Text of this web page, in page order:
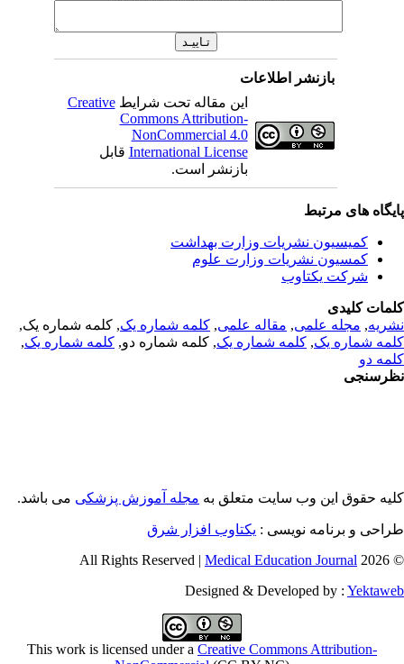
بازنشر اطلاعات
این مقاله تحت شرایطCreative
Commons Attribution-
NonCommercial 4.0
International Licenseقابل
بازنشر است.
های مرتبط
کمیسیون نشریات وزارت بهداشت
کمسیون نشریات وزارت علوم
شرکت یکتاوب
کلیدی
,مجله علمی, مقاله علمی, کلمه شماره یک, کلمه شماره یک,
شماره یک,کلمه شماره یک, کلمه شماره دو,کلمه شماره یک,
دو
حقوق این وب سایت متعلق بهمجله آموزش پزشکیمی باشد.
و برنامه نویسی : یکتاوب افزار شرق
©
Medical Education Journal
Designed & Developed by :
This work is licensed under aCreative Commons Attribution-